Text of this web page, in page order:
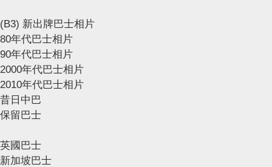
(B3) 新出牌巴士相片
80年代巴士相片
90年代巴士相片
2000年代巴士相片
2010年代巴士相片
昔日中巴
保留巴士
英國巴士
新加坡巴士